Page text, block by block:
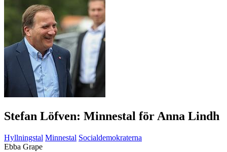
Stefan Löfven: Minnestal för Anna Lindh
Hyllningstal Minnestal Socialdemokraterna
Ebba Grape